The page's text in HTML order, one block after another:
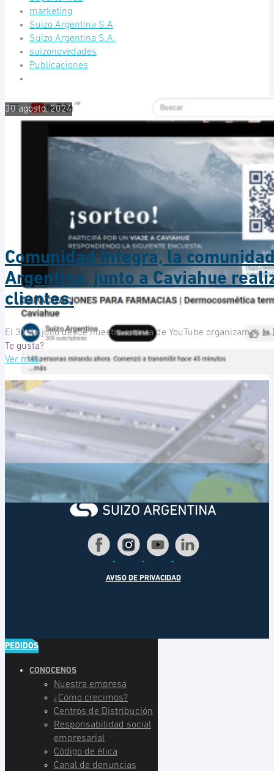
marketing
Suizo Argentina S.A
Suizo Argentina S.A.
suizonovedades
Publicaciones
30 agosto, 2024
Comunidad Integra, la
Argentina, junto a Caviahue
clientes.
El 31 de julio desde nuestra cuenta de YouTube organizamos
Te gusta?
Ver más
AVISO DE PRIVACIDAD
PEDIDOS
CONOCENOS
Nuestra empresa
¿Cómo crecimos?
Centros de Distribución
Responsabilidad social
empresarial
Código de ética
Canal de denuncias